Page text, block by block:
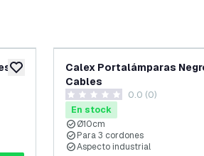
añadir a lista de deseos
-
Calex Portalámparas
Cables
0 estrellas de puntuación
0.0 (0)
En stock
Ø10cm
Para 3 cordones
Aspecto industrial